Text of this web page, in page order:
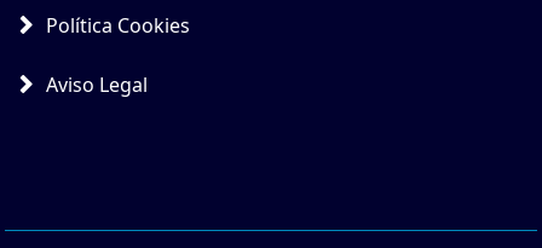
Política Cookies
Aviso Legal